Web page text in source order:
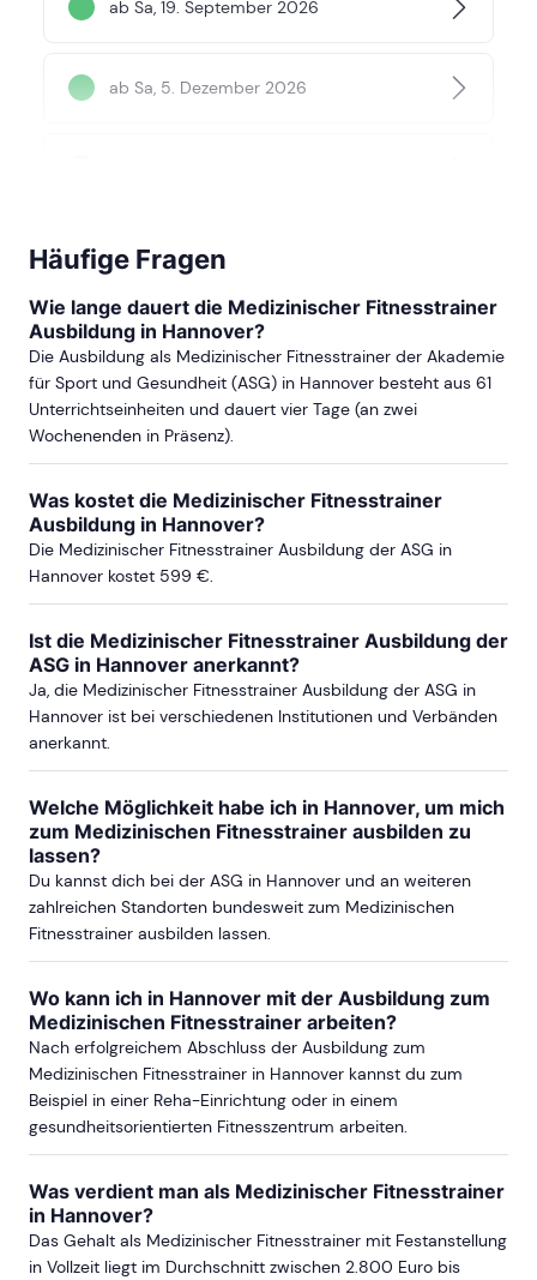
ab Sa, 19. September 2026
ab Sa, 5. Dezember 2026
ab Sa, 19. Juni 2027
ab Sa, 2. Oktober 2027
mehr Termine in Hamburg anzeigen
BREMEN
ab Sa, 8. August 2026
ab Sa, 21. August 2027
BIELEFELD
ab Sa, 28. November 2026
Häufige Fragen
Wie lange dauert die Medizinischer Fitnesstrainer
Ausbildung in Hannover?
Die Ausbildung als Medizinischer Fitnesstrainer der Akademie
für Sport und Gesundheit (ASG) in Hannover besteht aus 61
Unterrichtseinheiten und dauert vier Tage (an zwei
Wochenenden in Präsenz).
Was kostet die Medizinischer Fitnesstrainer
Ausbildung in Hannover?
Die Medizinischer Fitnesstrainer Ausbildung der ASG in
Hannover kostet 599 €.
Ist die Medizinischer Fitnesstrainer Ausbildung der
ASG in Hannover anerkannt?
Ja, die Medizinischer Fitnesstrainer Ausbildung der ASG in
Hannover ist bei verschiedenen Institutionen und Verbänden
anerkannt.
Welche Möglichkeit habe ich in Hannover, um mich
zum Medizinischen Fitnesstrainer ausbilden zu
lassen?
Du kannst dich bei der ASG in Hannover und an weiteren
zahlreichen Standorten bundesweit zum Medizinischen
Fitnesstrainer ausbilden lassen.
Wo kann ich in Hannover mit der Ausbildung zum
Medizinischen Fitnesstrainer arbeiten?
Nach erfolgreichem Abschluss der Ausbildung zum
Medizinischen Fitnesstrainer in Hannover kannst du zum
Beispiel in einer Reha-Einrichtung oder in einem
gesundheitsorientierten Fitnesszentrum arbeiten.
Was verdient man als Medizinischer Fitnesstrainer
in Hannover?
Das Gehalt als Medizinischer Fitnesstrainer mit Festanstellung
in Vollzeit liegt im Durchschnitt zwischen 2.800 Euro bis